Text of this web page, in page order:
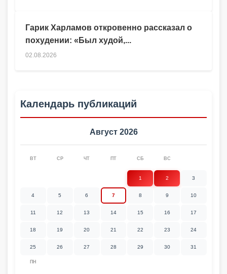
Гарик Харламов откровенно рассказал о
похудении: «Был худой,...
02.08.2026
Календарь публикаций
Август 2026
ПН
ВТ СР ЧТ ПТ СБ ВС
1 2 3
4 5 6 7 8 9 10
11 12 13 14 15 16 17
18 19 20 21 22 23 24
25 26 27 28 29 30 31